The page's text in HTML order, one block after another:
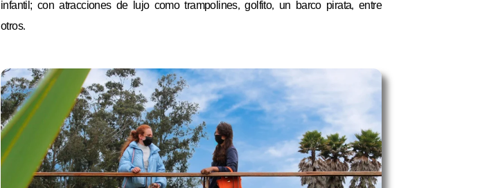
infantil; con atracciones de lujo como trampolines, golfito, un barco pirata, entre
otros.